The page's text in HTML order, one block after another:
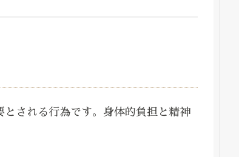
される行為です。身体的負担と精神